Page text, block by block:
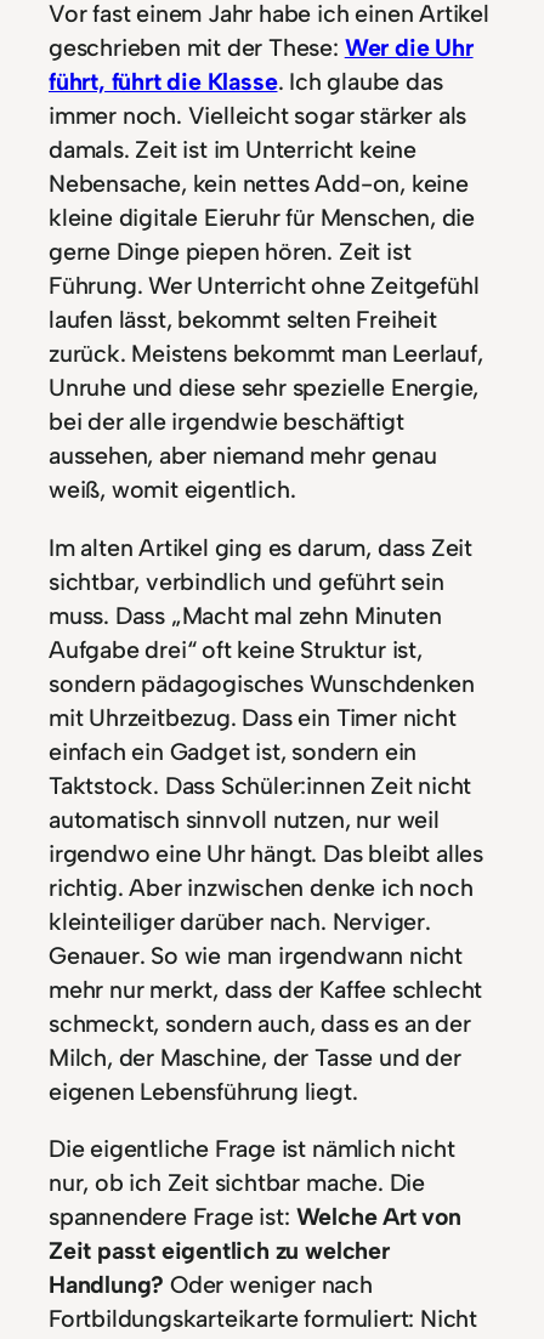
Vor fast einem Jahr habe ich einen Artikel
geschrieben mit der These: Wer die Uhr
führt, führt die Klasse. Ich glaube das
immer noch. Vielleicht sogar stärker als
damals. Zeit ist im Unterricht keine
Nebensache, kein nettes Add-on, keine
kleine digitale Eieruhr für Menschen, die
gerne Dinge piepen hören. Zeit ist
Führung. Wer Unterricht ohne Zeitgefühl
laufen lässt, bekommt selten Freiheit
zurück. Meistens bekommt man Leerlauf,
Unruhe und diese sehr spezielle Energie,
bei der alle irgendwie beschäftigt
aussehen, aber niemand mehr genau
weiß, womit eigentlich.
Im alten Artikel ging es darum, dass Zeit
sichtbar, verbindlich und geführt sein
muss. Dass „Macht mal zehn Minuten
Aufgabe drei“ oft keine Struktur ist,
sondern pädagogisches Wunschdenken
mit Uhrzeitbezug. Dass ein Timer nicht
einfach ein Gadget ist, sondern ein
Taktstock. Dass Schüler:innen Zeit nicht
automatisch sinnvoll nutzen, nur weil
irgendwo eine Uhr hängt. Das bleibt alles
richtig. Aber inzwischen denke ich noch
kleinteiliger darüber nach. Nerviger.
Genauer. So wie man irgendwann nicht
mehr nur merkt, dass der Kaffee schlecht
schmeckt, sondern auch, dass es an der
Milch, der Maschine, der Tasse und der
eigenen Lebensführung liegt.
Die eigentliche Frage ist nämlich nicht
nur, ob ich Zeit sichtbar mache. Die
spannendere Frage ist: Welche Art von
Zeit passt eigentlich zu welcher
Handlung? Oder weniger nach
Fortbildungskarteikarte formuliert: Nicht